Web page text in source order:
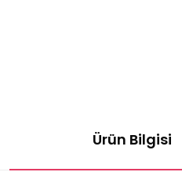
Ürün Bilgisi